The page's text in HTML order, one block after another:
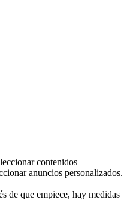
contenidos
anuncios personalizados.
de que empiece, hay medidas